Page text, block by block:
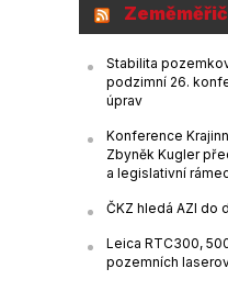
Zeměměřič
Stabilita
podzimní 26.
úprav
Konference
Zbyněk Kugler
a legislativní
ČKZ hledá AZI do
Leica RTC300,
pozemních